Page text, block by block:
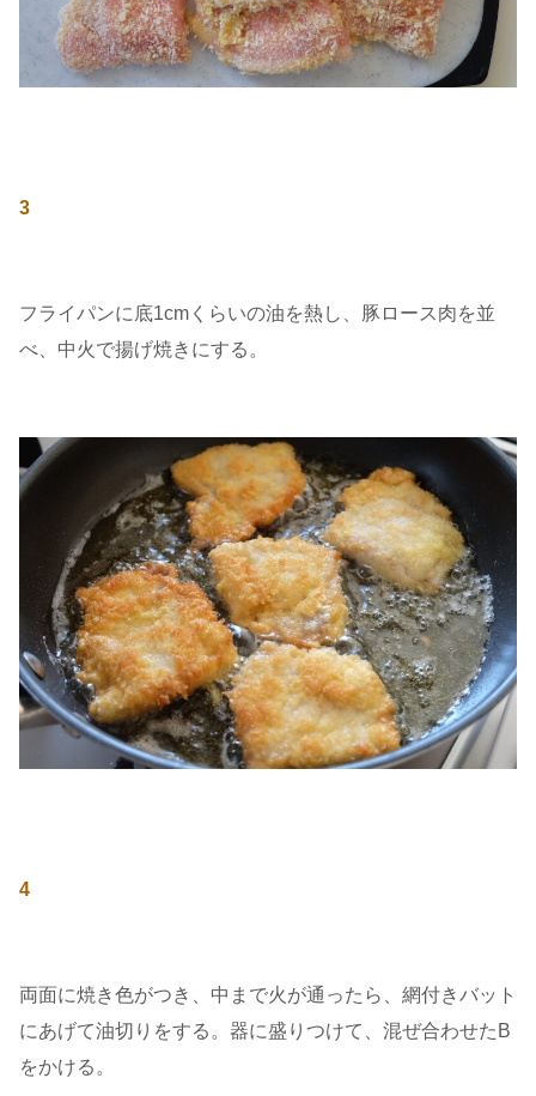
3
フライパンに底1cmくらいの油を熱し、豚ロース肉を並
べ、中火で揚げ焼きにする。
4
両面に焼き色がつき、中まで火が通ったら、網付きバット
にあげて油切りをする。器に盛りつけて、混ぜ合わせたB
をかける。